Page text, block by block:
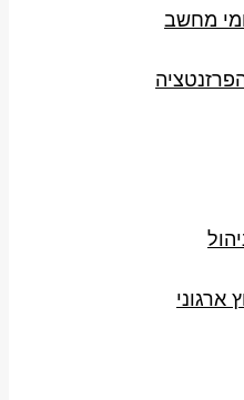
מחשב
ארגוני